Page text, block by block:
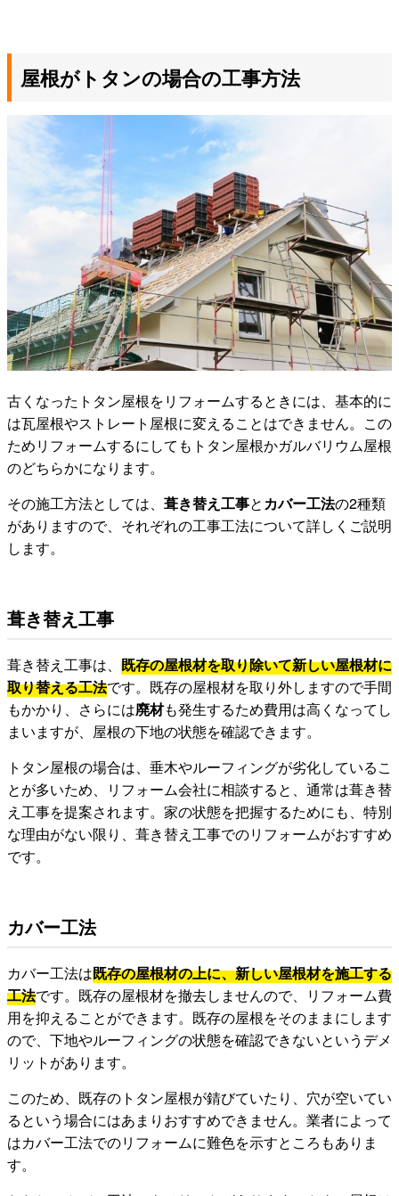
屋根がトタンの場合の工事方法
古くなったトタン屋根をリフォームするときには、基本的に
は瓦屋根やストレート屋根に変えることはできません。この
ためリフォームするにしてもトタン屋根かガルバリウム屋根
のどちらかになります。
その施工方法としては、 葺き替え工事とカバー工法の2種類
がありますので、それぞれの工事工法について詳しくご説明
します。
葺き替え工事
葺き替え工事は、 既存の屋根材を取り除いて新しい屋根材に
取り替える工法です。既存の屋根材を取り外しますので手間
もかかり、さらには廃材も発生するため費用は高くなってし
まいますが、屋根の下地の状態を確認できます。
トタン屋根の場合は、垂木やルーフィングが劣化しているこ
とが多いため、リフォーム会社に相談すると、通常は葺き替
え工事を提案されます。家の状態を把握するためにも、特別
な理由がない限り、葺き替え工事でのリフォームがおすすめ
です。
カバー工法
カバー工法は既存の屋根材の上に、新しい屋根材を施工する
工法です。既存の屋根材を撤去しませんので、リフォーム費
用を抑えることができます。既存の屋根をそのままにします
ので、下地やルーフィングの状態を確認できないというデメ
リットがあります。
このため、既存のトタン屋根が錆びていたり、穴が空いてい
るという場合にはあまりおすすめできません。業者によって
はカバー工法でのリフォームに難色を示すところもありま
す。